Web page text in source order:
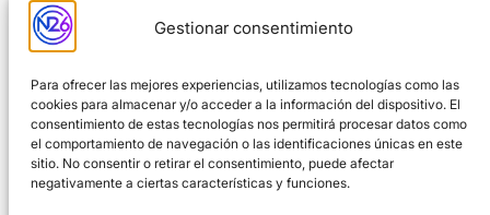
Gestionar consentimiento
Para ofrecer las mejores experiencias, utilizamos tecnologías como las
cookies para almacenar y/o acceder a la información del dispositivo. El
consentimiento de estas tecnologías nos permitirá procesar datos como
el comportamiento de navegación o las identificaciones únicas en este
sitio. No consentir o retirar el consentimiento, puede afectar
negativamente a ciertas características y funciones.